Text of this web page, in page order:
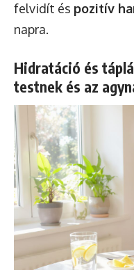
felvidít és pozitív
napra.
Hidratáció és
testnek és az